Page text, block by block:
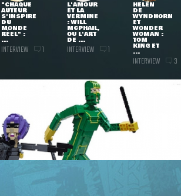
"CHAQUE
AUTEUR
S'INSPIRE
DU
MONDE
RÉEL" :
...
INTERVIEW 1
L'AMOUR
ET LA
VERMINE
: WILL
MCPHAIL,
OU L'ART
DE ...
INTERVIEW 1
HELEN
DE
WYNDHORN
ET
WONDER
WOMAN :
TOM
KING ET
...
INTERVIEW 3